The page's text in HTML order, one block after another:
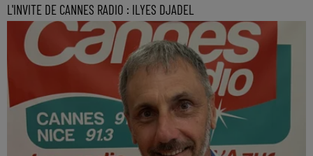
L'INVITE DE CANNES RADIO : ILYES DJADEL